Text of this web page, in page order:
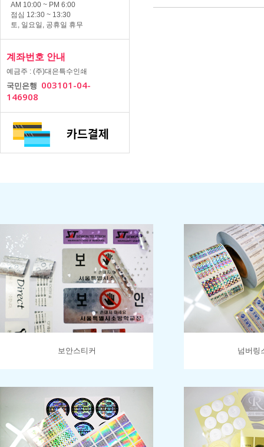
AM 10:00 ~ PM 6:00
점심 12:30 ~ 13:30
토, 일요일, 공휴일 휴무
계좌번호 안내
예금주 : (주)대은특수인쇄
국민은행 003101-04-
146908
보안스티커 넘버링